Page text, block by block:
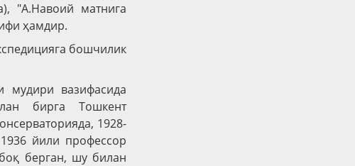
"А.Навоий матнига
ҳамдир.
бошчилик
мудири вазифасида
бирга Тошкент
1928-
йили профессор
берган, шу билан